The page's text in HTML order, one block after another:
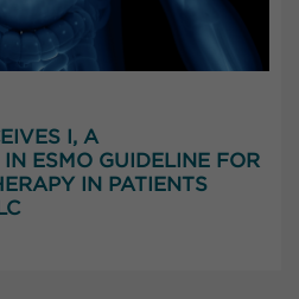
I, A
ESMO GUIDELINE FOR
IN PATIENTS